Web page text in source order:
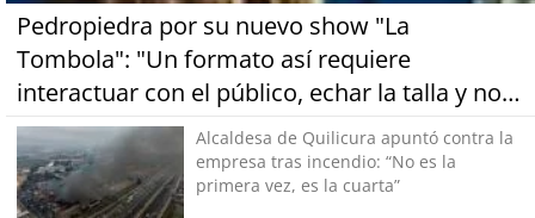
Pedropiedra por su nuevo show "La
Tombola": "Un formato así requiere
interactuar con el público, echar la talla y no
tener miedo a equivocarse"Alcaldesa de Quilicura apuntó contra la
empresa tras incendio: “No es la
primera vez, es la cuarta”